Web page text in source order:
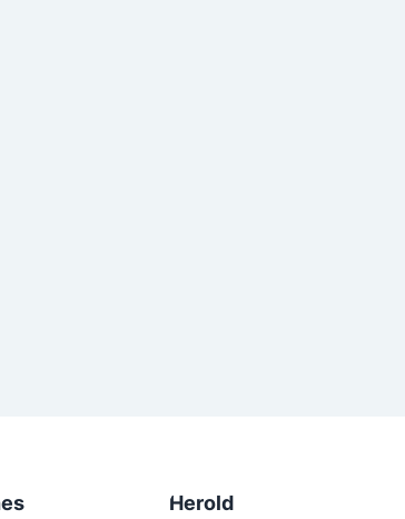
Herold